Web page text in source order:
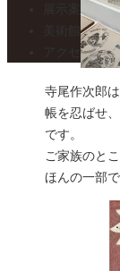
展示案内・
美術館便り
アクセスマ
寺尾作次郎
帳を忍ばせ
です。
ご家族のと
ほんの一部